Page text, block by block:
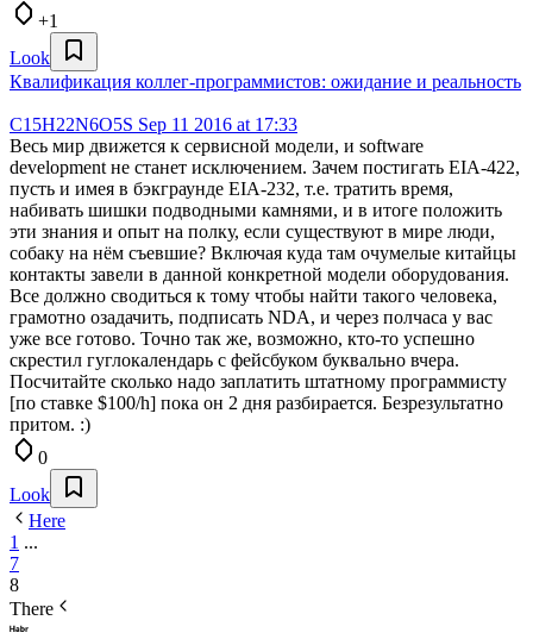
+1
Look
Квалификация коллег-программистов: ожидание и реальность
C15H22N6O5S Sep 11 2016 at 17:33
Весь мир движется к сервисной модели, и software
development не станет исключением. Зачем постигать EIA-422,
пусть и имея в бэкграунде EIA-232, т.е. тратить время,
набивать шишки подводными камнями, и в итоге положить
эти знания и опыт на полку, если существуют в мире люди,
собаку на нём съевшие? Включая куда там очумелые китайцы
контакты завели в данной конкретной модели оборудования.
Все должно сводиться к тому чтобы найти такого человека,
грамотно озадачить, подписать NDA, и через полчаса у вас
уже все готово. Точно так же, возможно, кто-то успешно
скрестил гуглокалендарь с фейсбуком буквально вчера.
Посчитайте сколько надо заплатить штатному программисту
[по ставке $100/h] пока он 2 дня разбирается. Безрезультатно
притом. :)
0
Look
Here
1 ...
7
8
There